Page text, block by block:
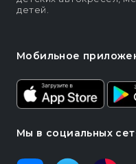
детей.
Мобильное
Мы в социальных